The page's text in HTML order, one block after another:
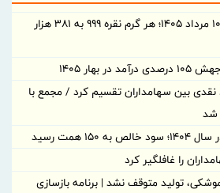
قیمت نقره امروز شنبه ۱۰ مرداد ۱۴۰۵؛ هر گرم نقره ۹۹۹ به ۳۸۱ هزار
1405
سود نقدی بین سهامداران تقسیم کرد / مجمع با
همت رسید
را غافلگیر کرد
تولید متوقف نشد | برنامه بازسازی